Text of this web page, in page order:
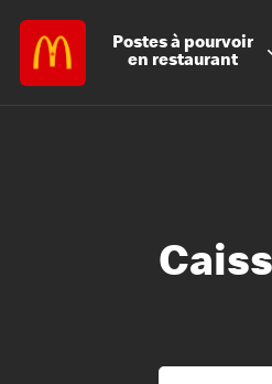
Postes à pourvoir
en restaurant